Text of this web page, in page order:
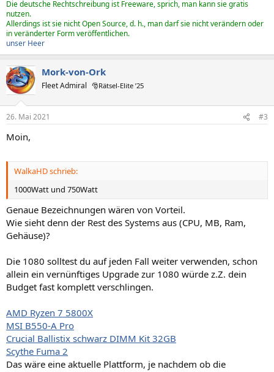
Die deutsche Rechtschreibung ist Freeware, sprich, man kann sie gratis
nutzen.
Allerdings ist sie nicht Open Source, d. h., man darf sie nicht verändern oder
in veränderter Form veröffentlichen.
unser Heer
Mork-von-Ork
Fleet Admiral 🎅Rätsel-Elite ’25
26. Mai 2021 #3
Moin,
WalkaHD schrieb:
1000Watt und 750Watt
Genaue Bezeichnungen wären von Vorteil.
Wie sieht denn der Rest des Systems aus (CPU, MB, Ram,
Gehäuse)?
Die 1080 solltest du auf jeden Fall weiter verwenden, schon
allein ein vernünftiges Upgrade zur 1080 würde z.Z. dein
Budget fast komplett verschlingen.
AMD Ryzen 7 5800X
MSI B550-A Pro
Crucial Ballistix schwarz DIMM Kit 32GB
Scythe Fuma 2
Das wäre eine aktuelle Plattform, je nachdem ob die